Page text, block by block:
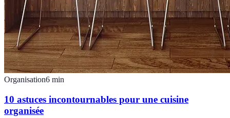
Organisation6 min
10 astuces incontournables pour une cuisine
organisée